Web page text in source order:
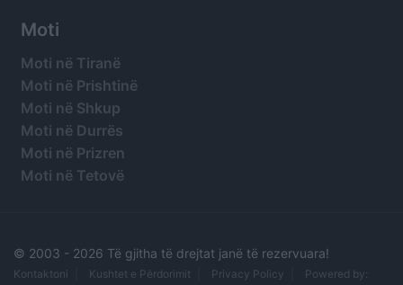
Moti
Moti në Tiranë
Moti në Prishtinë
Moti në Shkup
Moti në Durrës
Moti në Prizren
Moti në Tetovë
© 2003 - 2026 Të gjitha të drejtat janë të rezervuara!
Kontaktoni Kushtet e Përdorimit Privacy Policy Powered by: